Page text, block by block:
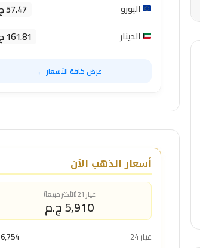
اليورو 57.47 ج.م
الدينار 161.81 ج.م
عرض كافة الأسعار ←
أسعار الذهب الآن
عيار 21 (الأكثر مبيعاً)
5,910 ج.م
عيار 24
6,754 ج.م